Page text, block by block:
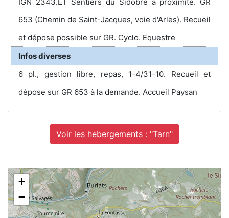
653 (Chemin de Saint-Jacques, voie d'Arles). Recueil
et dépose possible sur GR. Cyclo. Equestre
Infos diverses
6 pl., gestion libre, repas, 1-4/31-10. Recueil et
dépose sur GR 653 à la demande. Accueil Paysan
Voir les hebergements : "Tarn"
+
−